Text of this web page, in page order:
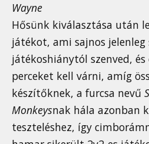
Wayne
Hősünk kiválasztása után
játékot, ami sajnos jelenleg
játékoshiánytól szenved, és
perceket kell várni, amíg
készítőknek, a furcsa nevű
Monkeysnak hála azonban
teszteléshez, így